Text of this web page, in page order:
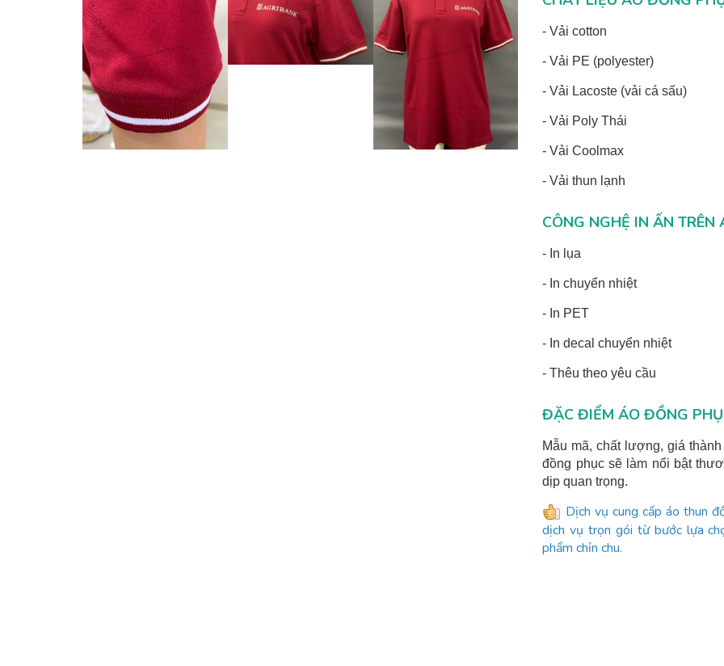
- Vải cotton
- Vải PE (polyester)
- Vải Lacoste (vải cá sấu)
- Vải Poly Thái
- Vải Coolmax
- Vải thun lạnh
CÔNG NGHỆ IN ẤN TRÊN
- In lụa
- In chuyển nhiệt
- In PET
- In decal chuyển nhiệt
- Thêu theo yêu cầu
ĐẶC ĐIỂM ÁO ĐỒNG
Mẫu mã, chất lượng, giá
đồng phục sẽ làm nổi bật
dịp quan trọng.
Dịch vụ cung cấp áo thun
dịch vụ trọn gói từ bước lựa
phẩm chỉn chu.